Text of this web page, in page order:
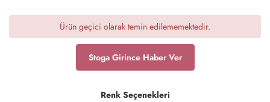
Ürün geçici olarak temin edilememektedir.
Stoga Girince Haber Ver
Renk Seçenekleri